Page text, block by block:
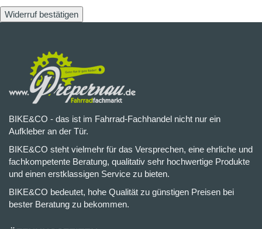
Widerruf bestätigen
BIKE&CO - das ist im Fahrrad-Fachhandel nicht nur ein
Aufkleber an der Tür.
BIKE&CO steht vielmehr für das Versprechen, eine ehrliche und
fachkompetente Beratung, qualitativ sehr hochwertige Produkte
und einen erstklassigen Service zu bieten.
BIKE&CO bedeutet, hohe Qualität zu günstigen Preisen bei
bester Beratung zu bekommen.